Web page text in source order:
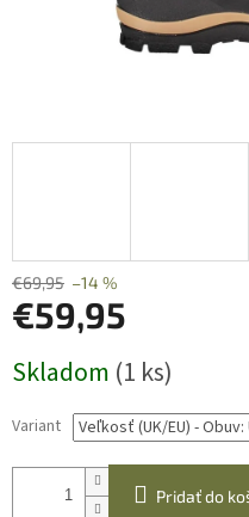
€69,95 –14 %
€59,95
cena:
Skladom (1 ks)
Variant
Pridať do